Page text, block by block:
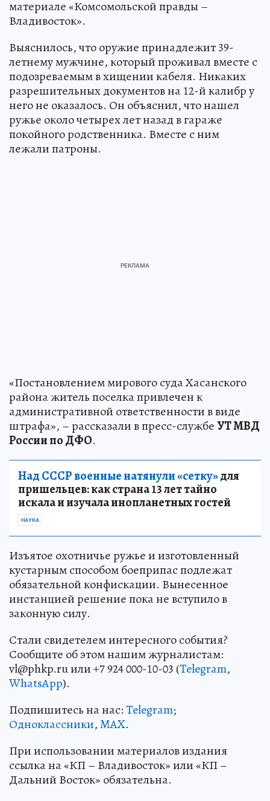
материале «Комсомольской правды –
Владивосток».
Выяснилось, что оружие принадлежит 39-
летнему мужчине, который проживал вместе с
подозреваемым в хищении кабеля. Никаких
разрешительных документов на 12-й калибр у
него не оказалось. Он объяснил, что нашел
ружье около четырех лет назад в гараже
покойного родственника. Вместе с ним
лежали патроны.
«Постановлением мирового суда Хасанского
района житель поселка привлечен к
административной ответственности в виде
штрафа», – рассказали в пресс-службе УТ МВД
России по ДФО.
Над СССР военные натянули «сетку»для
пришельцев: как страна 13 лет тайно
искала и изучала инопланетных гостей
НАУКА
Изъятое охотничье ружье и изготовленный
кустарным способом боеприпас подлежат
обязательной конфискации. Вынесенное
инстанцией решение пока не вступило в
законную силу.
Стали свидетелем интересного события?
Сообщите об этом нашим журналистам:
vl@phkp.ru или +7 924 000-10-03 (Telegram,
WhatsApp).
Подпишитесь на нас:Telegram;
Одноклассники,MAX.
При использовании материалов издания
ссылка на «КП – Владивосток» или «КП –
Дальний Восток» обязательна.